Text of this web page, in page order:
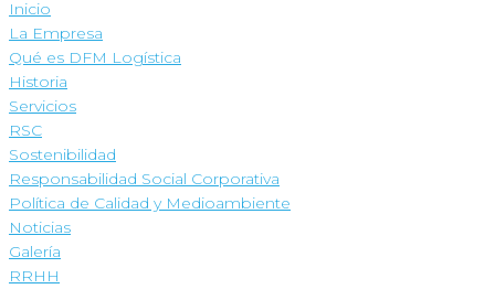
Inicio
La Empresa
Qué es DFM Logística
Historia
Servicios
RSC
Sostenibilidad
Responsabilidad Social Corporativa
Política de Calidad y Medioambiente
Noticias
Galería
RRHH